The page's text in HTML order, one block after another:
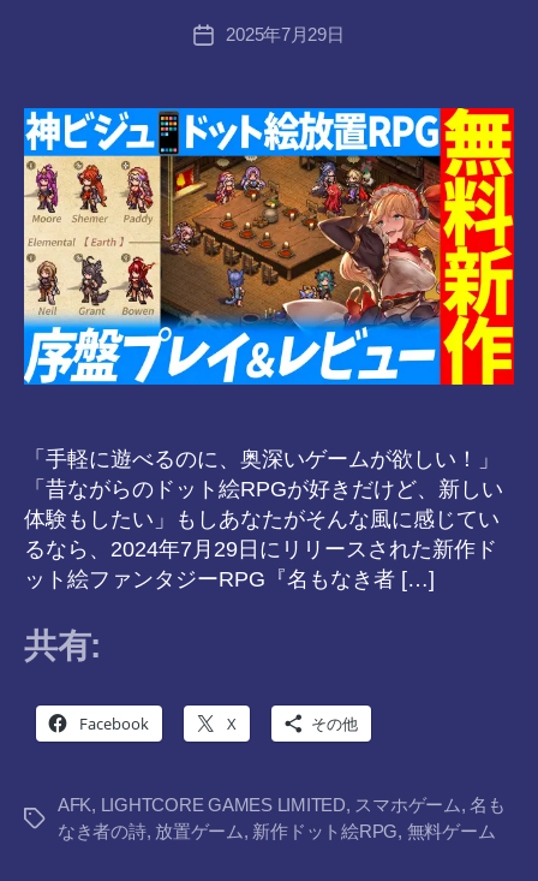
投
稿
a
8-
vr
投
2025年7月29日
「手軽に遊べるのに、奥深いゲームが欲しい！」
「昔ながらのドット絵RPGが好きだけど、新しい
体験もしたい」もしあなたがそんな風に感じてい
るなら、2024年7月29日にリリースされた新作ド
ット絵ファンタジーRPG『名もなき者 […]
共有:
Facebook X その他
タ
AFK, LIGHTCORE GAMES LIMITED, スマホゲーム,名も
なき者の詩, 放置ゲーム, 新作ドット絵RPG, 無料ゲーム